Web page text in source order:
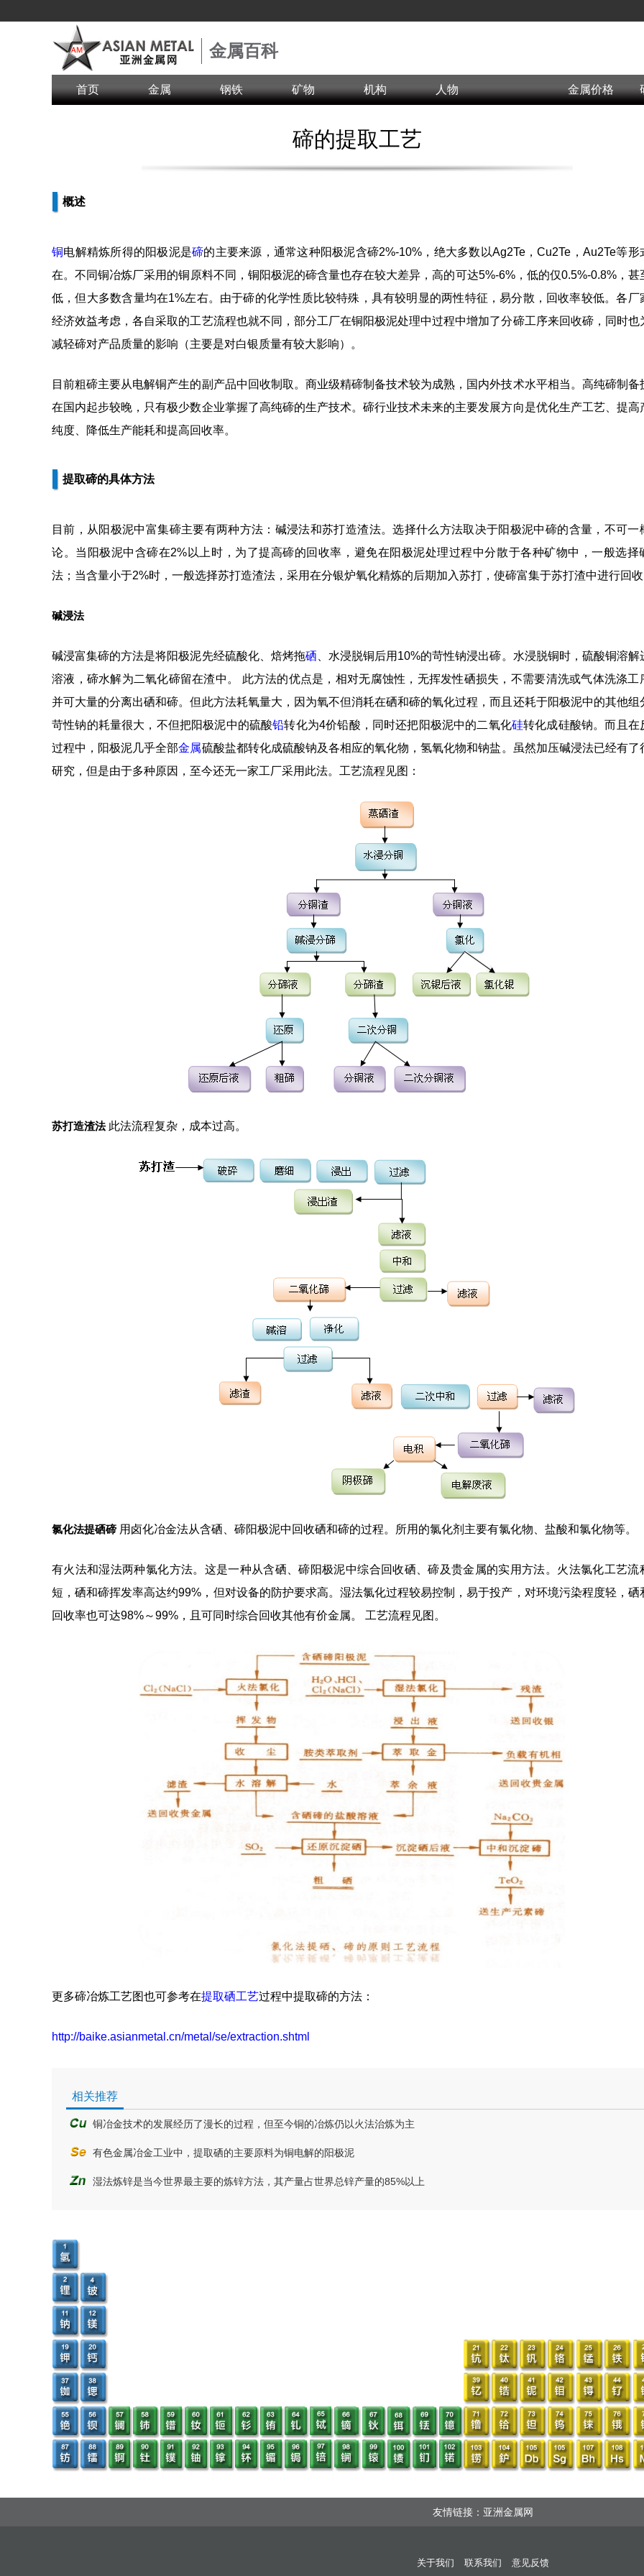
金属百科
首页 金属 钢铁 矿物 机构 人物 金属价格
碲的提取工艺
概述
铜电解精炼所得的阳极泥是碲的主要来源，通常这种阳极泥含碲2%-10%，绝大多数以Ag2Te，Cu2Te，Au2Te等形
在。不同铜冶炼厂采用的铜原料不同，铜阳极泥的碲含量也存在较大差异，高的可达5%-6%，低的仅0.5%-0.8%，甚
低，但大多数含量均在1%左右。由于碲的化学性质比较特殊，具有较明显的两性特征，易分散，回收率较低。各厂
经济效益考虑，各自采取的工艺流程也就不同，部分工厂在铜阳极泥处理中过程中增加了分碲工序来回收碲，同时也
减轻碲对产品质量的影响（主要是对白银质量有较大影响）。
目前粗碲主要从电解铜产生的副产品中回收制取。商业级精碲制备技术较为成熟，国内外技术水平相当。高纯碲制备
在国内起步较晚，只有极少数企业掌握了高纯碲的生产技术。碲行业技术未来的主要发展方向是优化生产工艺、提高
纯度、降低生产能耗和提高回收率。
提取碲的具体方法
目前，从阳极泥中富集碲主要有两种方法：碱浸法和苏打造渣法。选择什么方法取决于阳极泥中碲的含量，不可一
论。当阳极泥中含碲在2%以上时，为了提高碲的回收率，避免在阳极泥处理过程中分散于各种矿物中，一般选择
法；当含量小于2%时，一般选择苏打造渣法，采用在分银炉氧化精炼的后期加入苏打，使碲富集于苏打渣中进行回收
碱浸法
碱浸富集碲的方法是将阳极泥先经硫酸化、焙烤拖硒 、水浸脱铜后用10%的苛性钠浸出碲。水浸脱铜时，硫酸铜溶解
溶液，碲水解为二氧化碲留在渣中。 此方法的优点是，相对无腐蚀性，无挥发性硒损失，不需要清洗或气体洗涤工
并可大量的分离出硒和碲。但此方法耗氧量大，因为氧不但消耗在硒和碲的氧化过程，而且还耗于阳极泥中的其他组
苛性钠的耗量很大，不但把阳极泥中的硫酸铅转化为4价铅酸，同时还把阳极泥中的二氧化硅转化成硅酸钠。而且在
过程中，阳极泥几乎全部金属硫酸盐都转化成硫酸钠及各相应的氧化物，氢氧化物和钠盐。虽然加压碱浸法已经有了
研究，但是由于多种原因，至今还无一家工厂采用此法。工艺流程见图：
苏打造渣法此法流程复杂，成本过高。
氯化法提硒碲 用卤化冶金法从含硒、碲阳极泥中回收硒和碲的过程。所用的氯化剂主要有氯化物、盐酸和氯化物等。
有火法和湿法两种氯化方法。这是一种从含硒、碲阳极泥中综合回收硒、碲及贵金属的实用方法。火法氯化工艺流
短，硒和碲挥发率高达约99%，但对设备的防护要求高。湿法氯化过程较易控制，易于投产，对环境污染程度轻，硒
回收率也可达98%～99%，且可同时综合回收其他有价金属。 工艺流程见图。
更多碲冶炼工艺图也可参考在提取硒工艺过程中提取碲的方法：
http://baike.asianmetal.cn/metal/se/extraction.shtml
相关推荐
铜冶金技术的发展经历了漫长的过程，但至今铜的冶炼仍以火法治炼为主
有色金属冶金工业中，提取硒的主要原料为铜电解的阳极泥
湿法炼锌是当今世界最主要的炼锌方法，其产量占世界总锌产量的85%以上
友情链接：亚洲金属网
关于我们 联系我们 意见反馈